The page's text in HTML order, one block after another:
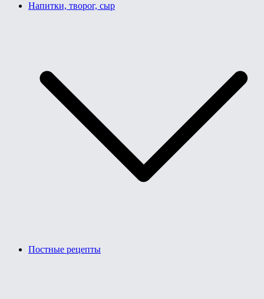
Напитки, творог, сыр
Постные рецепты